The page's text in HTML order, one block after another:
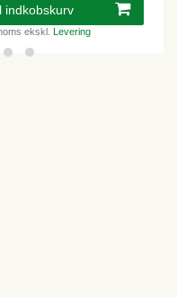
indkobskurv
ekskl. Levering